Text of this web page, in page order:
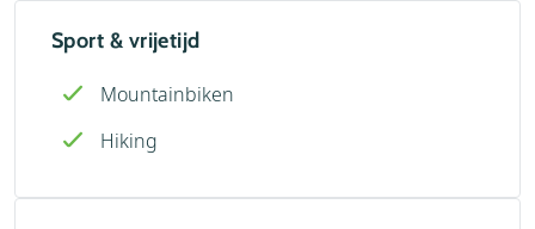
Sport & vrijetijd
Mountainbiken
Hiking